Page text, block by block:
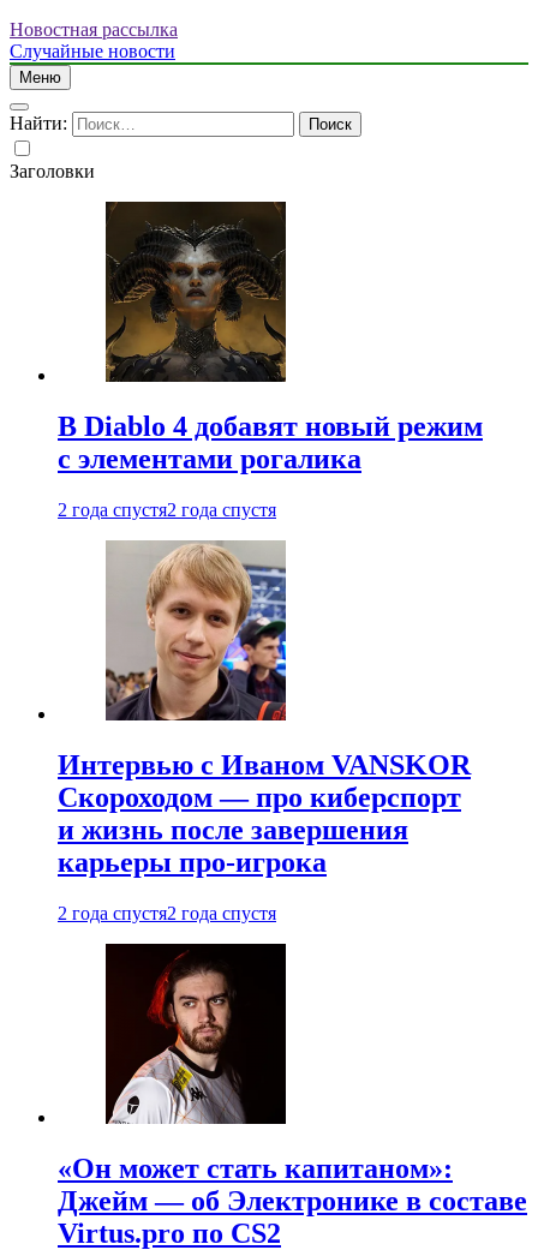
Новостная рассылка
Случайные новости
Меню
Найти:
Заголовки
В Diablo 4 добавят новый режим
с элементами рогалика
2 года спустя2 года спустя
Интервью с Иваном VANSKOR
Скороходом — про киберспорт
и жизнь после завершения
карьеры про-игрока
2 года спустя2 года спустя
«Он может стать капитаном»:
Джейм — об Электронике в составе
Virtus.pro по CS2